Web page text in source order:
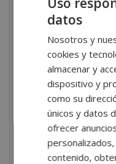
en
Al finalizar el
planificar y
adaptadas a las
Aprenderás:
Los fundamentos
datos
Nosotros y
cookies y
almacenar y
dispositivo y
como su
únicos y datos
ofrecer
contenido,